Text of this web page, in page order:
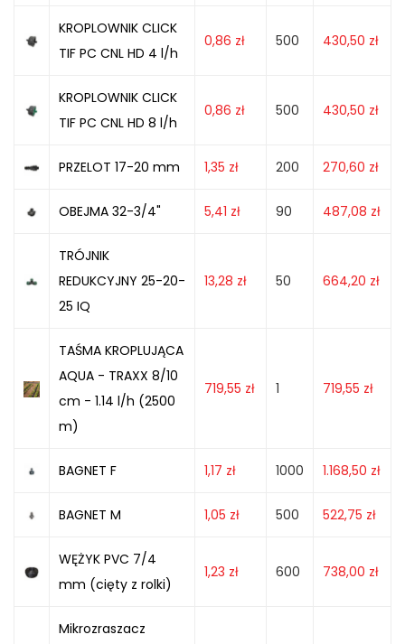
KROPLOWNIK CLICK
TIF PC CNL HD 4 l/h
0,86 zł 500 430,50 zł
KROPLOWNIK CLICK
TIF PC CNL HD 8 l/h
0,86 zł 500 430,50 zł
PRZELOT 17-20 mm 1,35 zł 200 270,60 zł
OBEJMA 32-3/4" 5,41 zł 90 487,08 zł
TRÓJNIK
REDUKCYJNY 25-20-
25 IQ
13,28 zł 50 664,20 zł
TAŚMA KROPLUJĄCA
AQUA - TRAXX 8/10
cm - 1.14 l/h (2500
m)
719,55 zł 1 719,55 zł
BAGNET F 1,17 zł 1000 1.168,50 zł
BAGNET M 1,05 zł 500 522,75 zł
WĘŻYK PVC 7/4
mm (cięty z rolki)
1,23 zł 600 738,00 zł
Mikrozraszacz